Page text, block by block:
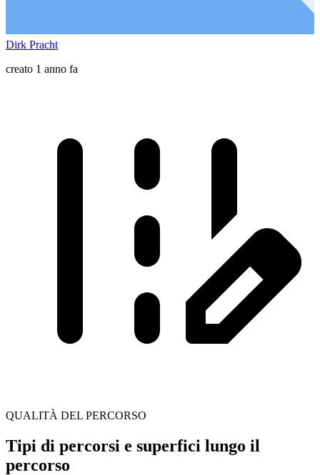
Dirk Pracht
creato 1 anno fa
QUALITÀ DEL PERCORSO
Tipi di percorsi e superfici lungo il
percorso